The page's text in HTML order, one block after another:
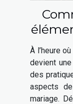
À l’heure
devient
des
aspects
mariage.